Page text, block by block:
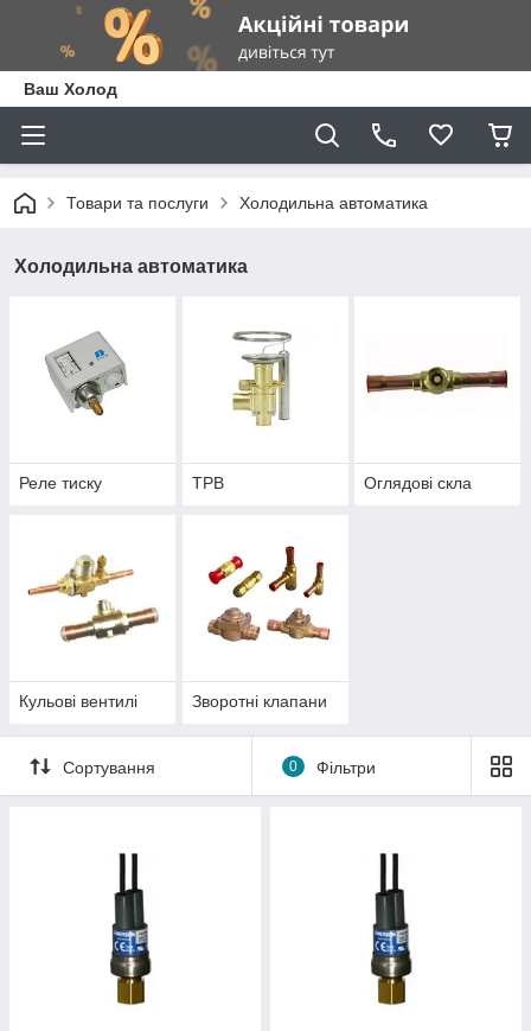
Ваш Холод
Товари та послуги Холодильна автоматика
Холодильна автоматика
Реле тиску ТРВ Оглядові скла
Кульові вентилі Зворотні клапани
Сортування 0 Фільтри